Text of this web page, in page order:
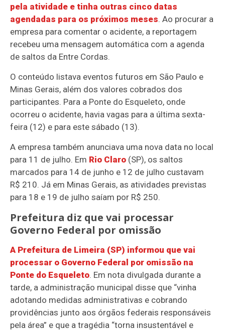
pela atividade e tinha outras cinco datas
agendadas para os próximos meses. Ao procurar a
empresa para comentar o acidente, a reportagem
recebeu uma mensagem automática com a agenda
de saltos da Entre Cordas.
O conteúdo listava eventos futuros em São Paulo e
Minas Gerais, além dos valores cobrados dos
participantes. Para a Ponte do Esqueleto, onde
ocorreu o acidente, havia vagas para a última sexta-
feira (12) e para este sábado (13).
A empresa também anunciava uma nova data no local
para 11 de julho. Em Rio Claro (SP), os saltos
marcados para 14 de junho e 12 de julho custavam
R$ 210. Já em Minas Gerais, as atividades previstas
para 18 e 19 de julho saíam por R$ 250.
Prefeitura diz que vai processar
Governo Federal por omissão
A Prefeitura de Limeira (SP) informou que vai
processar o Governo Federal por omissão na
Ponte do Esqueleto. Em nota divulgada durante a
tarde, a administração municipal disse que “vinha
adotando medidas administrativas e cobrando
providências junto aos órgãos federais responsáveis
pela área” e que a tragédia “torna insustentável e